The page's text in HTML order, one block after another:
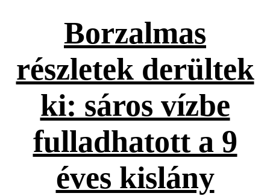
Borzalmas
részletek derültek
ki: sáros vízbe
fulladhatott a 9
éves kislány